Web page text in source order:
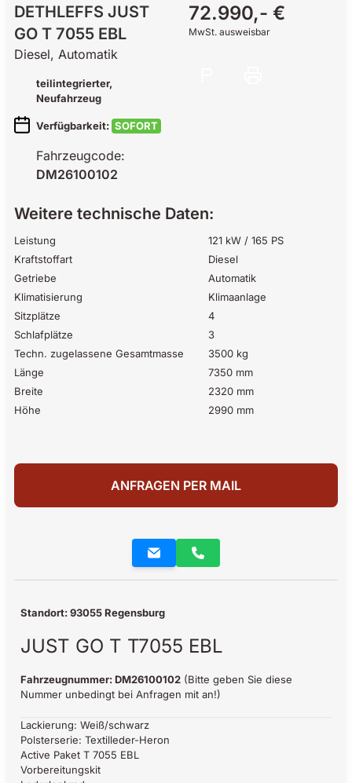
DETHLEFFS JUST
GO T 7055 EBL
Diesel, Automatik
teilintegrierter,
Neufahrzeug
Verfügbarkeit: SOFORT
Fahrzeugcode:
DM26100102
72.990,- €
MwSt. ausweisbar
Weitere technische Daten:
Leistung
121 kW / 165 PS
Kraftstoffart
Diesel
Getriebe
Automatik
Klimatisierung
Klimaanlage
Sitzplätze
4
Schlafplätze
3
Techn. zugelassene Gesamtmasse
3500 kg
Länge
7350 mm
Breite
2320 mm
Höhe
2990 mm
ANFRAGEN PER MAIL
Standort: 93055 Regensburg
JUST GO T T7055 EBL
Fahrzeugnummer: DM26100102 (Bitte geben Sie diese
Nummer unbedingt bei Anfragen mit an!)
Lackierung: Weiß/schwarz
Polsterserie: Textilleder-Heron
Active Paket T 7055 EBL
Vorbereitungskit